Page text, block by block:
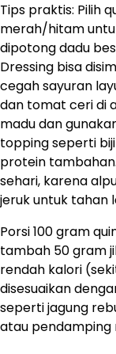
Tips praktis: Pilih
merah/hitam
dipotong dadu
Dressing bisa
cegah sayuran
dan tomat ceri di
madu dan
topping seperti
protein
sehari, karena
jeruk untuk tahan
Porsi 100 gram
tambah 50 gram
rendah kalori
disesuaikan
seperti jagung
atau pendamping